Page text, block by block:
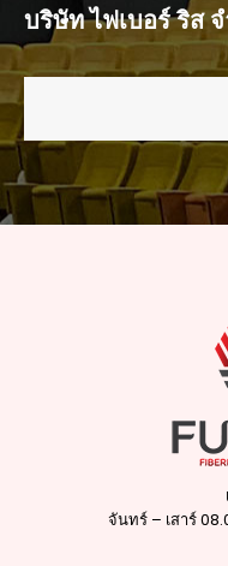
บริษัท ไฟเบอร์ ริส
จันทร์ – เสาร์